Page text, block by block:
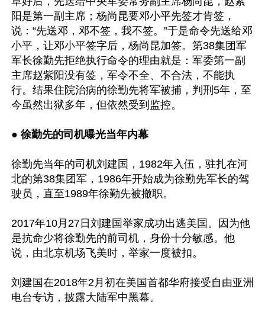
阳是第一副主席；杨尚昆要邓小平先签才肯签，
说：“先送邓，邓不签，我不签。”于是命令先送给邓
小平，让邓小平签字后，杨尚昆加签。第38集团军
军长徐勤先拒绝执行命令的理由就是：军委第一副
主席赵紫阳没有签，军令不全、不合法，不能执
行。结果住院治病的徐勤先将军被捕，判刑5年，至
今虽然出狱多年，但依然受到监控。
● 徐勤先的司机曝光当年内幕
徐勤先当年的司机刘建国，1982年入伍，驻扎在河
北的第38集团军，1986年开始成为徐勤先军长的驾
驶员，直至1989年徐勤先被撤职。
2017年10月27日刘建国举家成功出逃美国。因为他
是抗命少将徐勤先的前司机，身份十分敏感。他
说，由北京机场飞美时，举家一度被扣。
刘建国在2018年2月初在美国首都华府接受自由亚洲
电台专访，披露大陆军中黑幕。